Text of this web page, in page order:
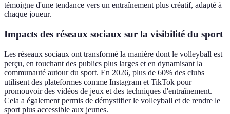
témoigne d'une tendance vers un entraînement plus créatif, adapté à
chaque joueur.
Impacts des réseaux sociaux sur la visibilité du sport
Les réseaux sociaux ont transformé la manière dont le volleyball est
perçu, en touchant des publics plus larges et en dynamisant la
communauté autour du sport. En 2026, plus de 60% des clubs
utilisent des plateformes comme Instagram et TikTok pour
promouvoir des vidéos de jeux et des techniques d'entraînement.
Cela a également permis de démystifier le volleyball et de rendre le
sport plus accessible aux jeunes.